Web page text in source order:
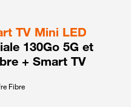
TV Mini LED
130Go 5G et
+ Smart TV
Fibre